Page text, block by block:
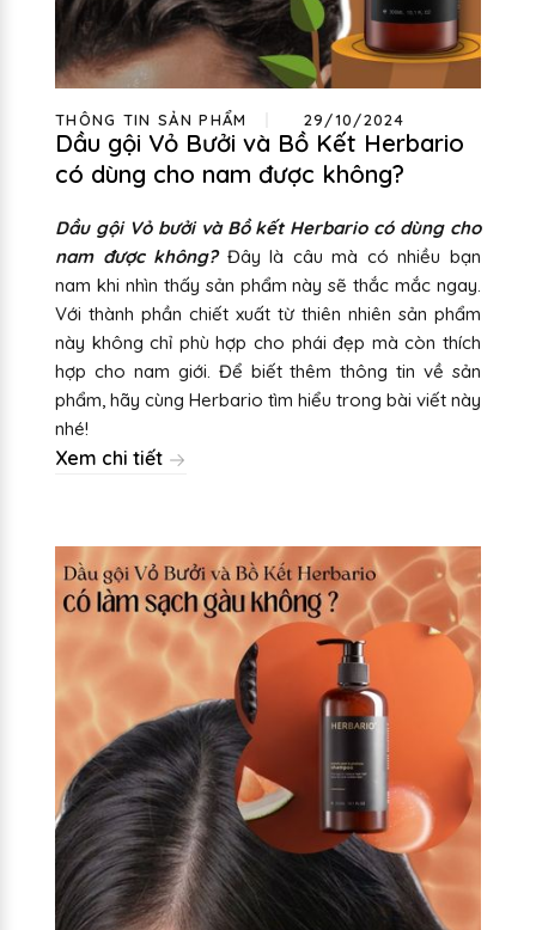
THÔNG TIN SẢN PHẨM 29/10/2024
Dầu gội Vỏ Bưởi và Bồ Kết Herbario
có dùng cho nam được không?
Dầu gội Vỏ bưởi và Bồ kết Herbario có dùng cho
nam được không?Đây là câu mà có nhiều bạn
nam khi nhìn thấy sản phẩm này sẽ thắc mắc ngay.
Với thành phần chiết xuất từ thiên nhiên sản phẩm
này không chỉ phù hợp cho phái đẹp mà còn thích
hợp cho nam giới. Để biết thêm thông tin về sản
phẩm, hãy cùng Herbario tìm hiểu trong bài viết này
nhé!
Xem chi tiết